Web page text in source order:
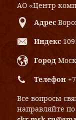
АО «Центр
Адрес
Индекс
Город
Телефон
Все вопросы
направляйте